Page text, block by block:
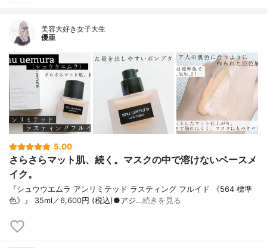
美容大好き女子大生
優亜
5.00
さらさらマット肌、続く。マスクの中で溶けないベースメ
イク。
『シュウウエムラ アンリミテッド ラスティング フルイド 《564 標準
色》』 35ml／6,600円 (税込)●アジ…続きを見る